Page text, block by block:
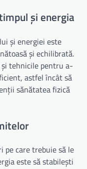
și energia
și energiei este
și echilibrată.
tehnicile pentru a-
astfel încât să
sănătatea fizică
pe care trebuie să le
este să stabilești